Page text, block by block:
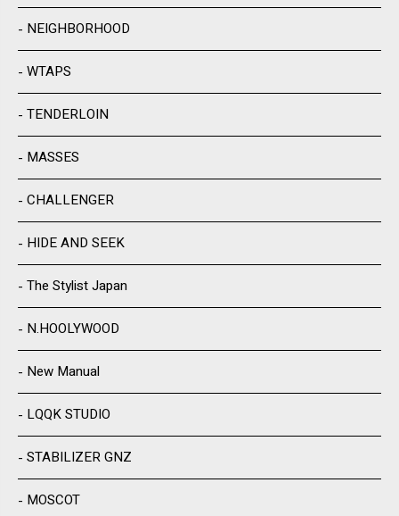
NEIGHBORHOOD
WTAPS
TENDERLOIN
MASSES
CHALLENGER
HIDE AND SEEK
The Stylist Japan
N.HOOLYWOOD
New Manual
LQQK STUDIO
STABILIZER GNZ
MOSCOT